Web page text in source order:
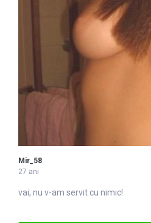
Mir_58
27 ani
vai, nu v-am servit cu nimic!